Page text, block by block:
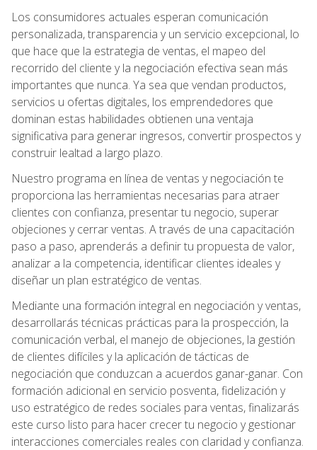
Los consumidores actuales esperan comunicación
personalizada, transparencia y un servicio excepcional, lo
que hace que la estrategia de ventas, el mapeo del
recorrido del cliente y la negociación efectiva sean más
importantes que nunca. Ya sea que vendan productos,
servicios u ofertas digitales, los emprendedores que
dominan estas habilidades obtienen una ventaja
significativa para generar ingresos, convertir prospectos y
construir lealtad a largo plazo.
Nuestro programa en línea de ventas y negociación te
proporciona las herramientas necesarias para atraer
clientes con confianza, presentar tu negocio, superar
objeciones y cerrar ventas. A través de una capacitación
paso a paso, aprenderás a definir tu propuesta de valor,
analizar a la competencia, identificar clientes ideales y
diseñar un plan estratégico de ventas.
Mediante una formación integral en negociación y ventas,
desarrollarás técnicas prácticas para la prospección, la
comunicación verbal, el manejo de objeciones, la gestión
de clientes difíciles y la aplicación de tácticas de
negociación que conduzcan a acuerdos ganar-ganar. Con
formación adicional en servicio posventa, fidelización y
uso estratégico de redes sociales para ventas, finalizarás
este curso listo para hacer crecer tu negocio y gestionar
interacciones comerciales reales con claridad y confianza.